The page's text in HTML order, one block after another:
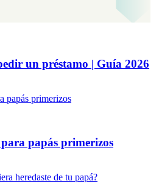
un préstamo | Guía 2026
papás primerizos